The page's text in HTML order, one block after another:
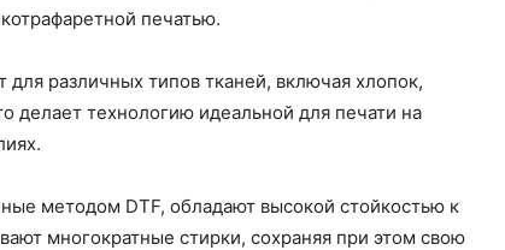
печатью.
для различных типов тканей, включая хлопок,
делает технологию идеальной для печати на
методом DTF, обладают высокой стойкостью к
многократные стирки, сохраняя при этом свою